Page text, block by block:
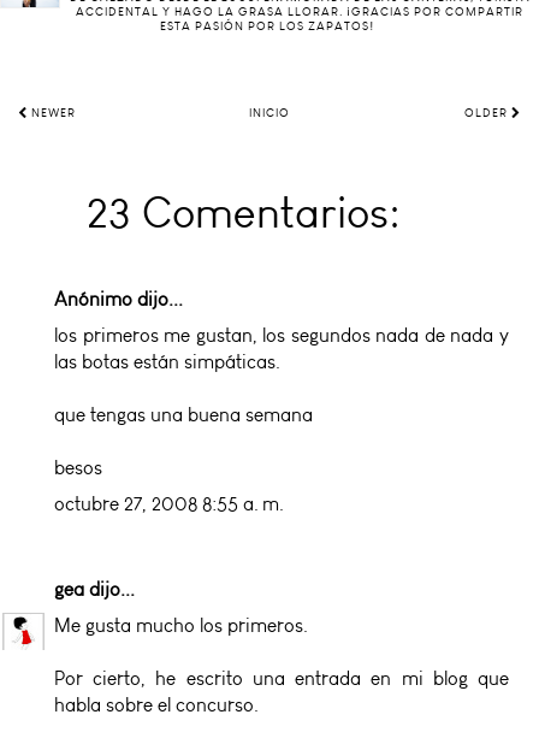
ACCIDENTAL Y HAGO LA GRASA LLORAR. ¡GRACIAS POR COMPARTIR
ESTA PASIÓN POR LOS ZAPATOS!
NEWER INICIO OLDER
23 Comentarios:
Anónimo dijo...
los primeros me gustan, los segundos nada de nada y
las botas están simpáticas.
que tengas una buena semana
besos
octubre 27, 2008 8:55 a. m.
gea dijo...
Me gusta mucho los primeros.
Por cierto, he escrito una entrada en mi blog que
habla sobre el concurso.